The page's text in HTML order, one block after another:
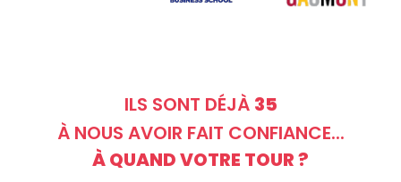
ILS SONT DÉJÀ 35
À NOUS AVOIR FAIT CONFIANCE...
À QUAND VOTRE TOUR ?